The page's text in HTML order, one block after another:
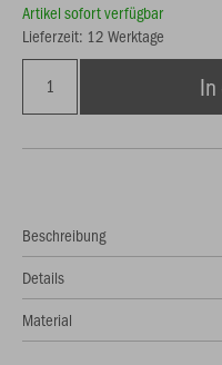
Artikel sofort verfügbar
Lieferzeit: 12 Werktage
Beschreibung
Details
Material